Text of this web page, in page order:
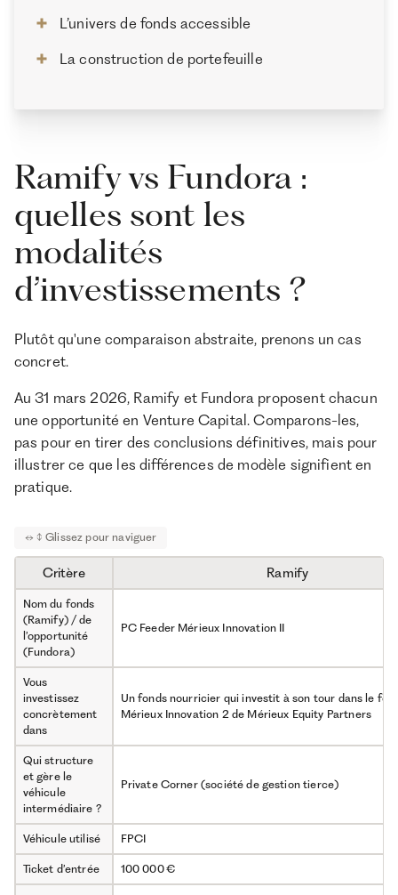
private equity
via une
fiscale ?
capitalisation pour personnes moralesAssurance-
d’investissement
L’univers de fonds accessible
La construction de portefeuille
Ramify vs Fundora :
quelles sont les
modalités
d’investissements ?
Plutôt qu'une comparaison abstraite, prenons un cas
concret.
Au 31 mars 2026, Ramify et Fundora proposent chacun
une opportunité en Venture Capital. Comparons-les,
pas pour en tirer des conclusions définitives, mais pour
illustrer ce que les différences de modèle signifient en
pratique.
Critère Ramify
Nom du fonds
(Ramify) / de
l’opportunité
(Fundora)
PC Feeder Mérieux Innovation II
Vous
investissez
concrètement
dans
Un fonds nourricier qui investit à son tour dans le
Mérieux Innovation 2 de Mérieux Equity Partners
Qui structure
et gère le
véhicule
intermédiaire ?
Private Corner (société de gestion tierce)
Véhicule utilisé FPCI
Ticket d’entrée 100 000 €